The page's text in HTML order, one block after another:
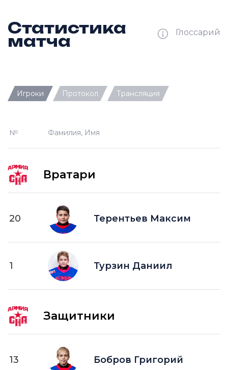
Статистика
матча Глоссарий
П — кол-во передач
игрока на площадке
-2 —
игроков на площад
шайба забитая в большинстве на одного
игрока на площадке
+2 — шайба забитая в большинстве на двух
шайба забитая в пустые ворота
Игроки Протокол Трансляция
№ Фамилия, Имя
Вратари
20 Терентьев Максим
1 Турзин Даниил
Защитники
13 Бобров Григорий